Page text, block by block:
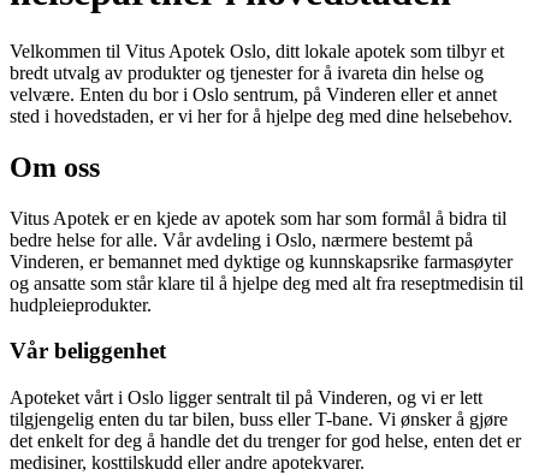
Velkommen til Vitus Apotek Oslo, ditt lokale apotek som tilbyr et
bredt utvalg av produkter og tjenester for å ivareta din helse og
velvære. Enten du bor i Oslo sentrum, på Vinderen eller et annet
sted i hovedstaden, er vi her for å hjelpe deg med dine helsebehov.
Om oss
Vitus Apotek er en kjede av apotek som har som formål å bidra til
bedre helse for alle. Vår avdeling i Oslo, nærmere bestemt på
Vinderen, er bemannet med dyktige og kunnskapsrike farmasøyter
og ansatte som står klare til å hjelpe deg med alt fra reseptmedisin til
hudpleieprodukter.
Vår beliggenhet
Apoteket vårt i Oslo ligger sentralt til på Vinderen, og vi er lett
tilgjengelig enten du tar bilen, buss eller T-bane. Vi ønsker å gjøre
det enkelt for deg å handle det du trenger for god helse, enten det er
medisiner, kosttilskudd eller andre apotekvarer.